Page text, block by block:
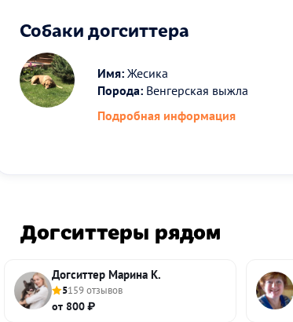
Собаки догситтера
Имя: Жесика
Порода: Венгерская выжла
Подробная информация
Догситтеры рядом
Догситтер Марина К.
5159 отзывов
от 800 ₽